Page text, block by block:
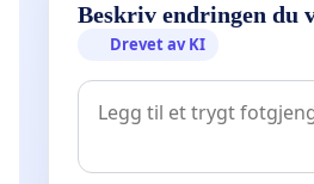
Beskriv endringen du
Drevet av KI